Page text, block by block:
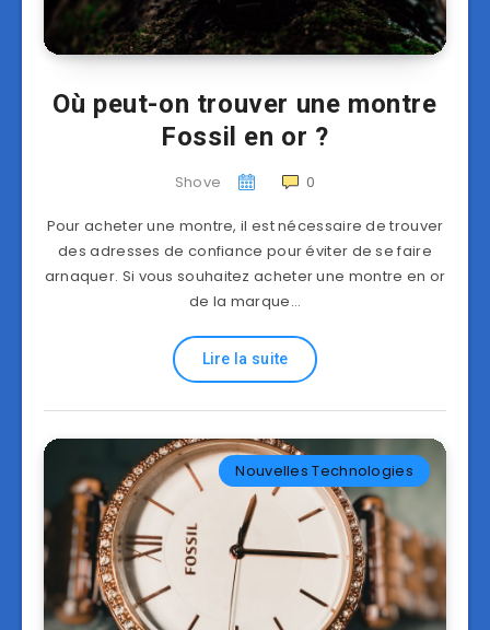
Où peut-on trouver une montre
Fossil en or ?
Shove 0
Pour acheter une montre, il est nécessaire de trouver
des adresses de confiance pour éviter de se faire
arnaquer. Si vous souhaitez acheter une montre en or
de la marque…
Lire la suite
Nouvelles Technologies